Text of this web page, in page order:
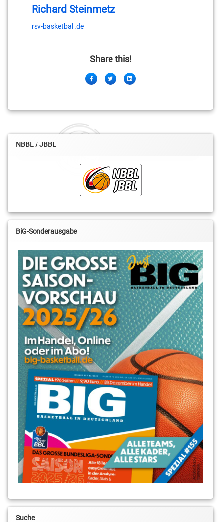
Richard Steinmetz
rsv-basketball.de
Share this!
FacebookTwitterLinkedIn
NBBL / JBBL
BiG-Sonderausgabe
Suche